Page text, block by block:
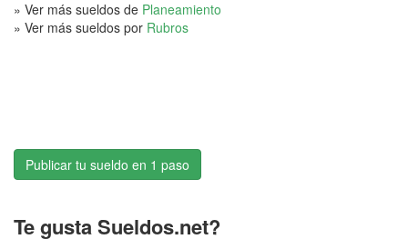
» Ver más sueldos de Planeamiento
» Ver más sueldos por Rubros
Publicar tu sueldo en 1 paso
Te gusta Sueldos.net?